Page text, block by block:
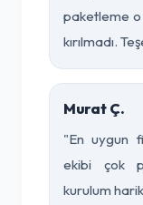
paketleme
kırılmadı.
Murat Ç.
"En uygun
ekibi çok
kurulum